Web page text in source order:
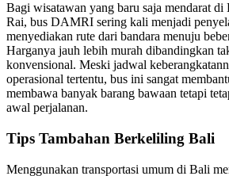
Bagi wisatawan yang baru saja mendarat
Rai, bus DAMRI sering kali menjadi
menyediakan rute dari bandara menuju
Harganya jauh lebih murah dibandingkan
konvensional. Meski jadwal
operasional tertentu, bus ini sangat
membawa banyak barang bawaan tetapi
awal perjalanan.
Tips Tambahan Berkeliling Bali
Menggunakan transportasi umum di Bali